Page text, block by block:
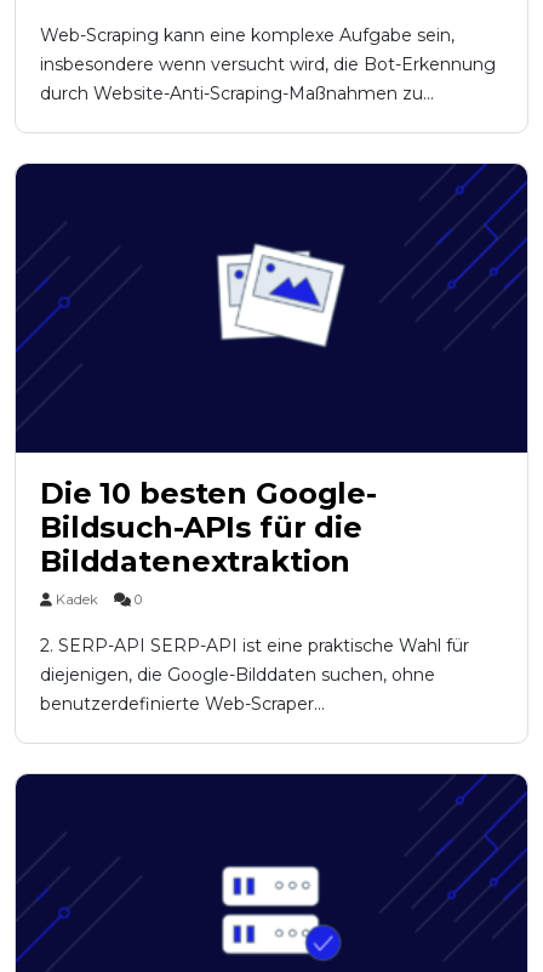
Web-Scraping kann eine komplexe Aufgabe sein,
insbesondere wenn versucht wird, die Bot-Erkennung
durch Website-Anti-Scraping-Maßnahmen zu...
Die 10 besten Google-
Bildsuch-APIs für die
Bilddatenextraktion
Kadek 0
2. SERP-API SERP-API ist eine praktische Wahl für
diejenigen, die Google-Bilddaten suchen, ohne
benutzerdefinierte Web-Scraper...